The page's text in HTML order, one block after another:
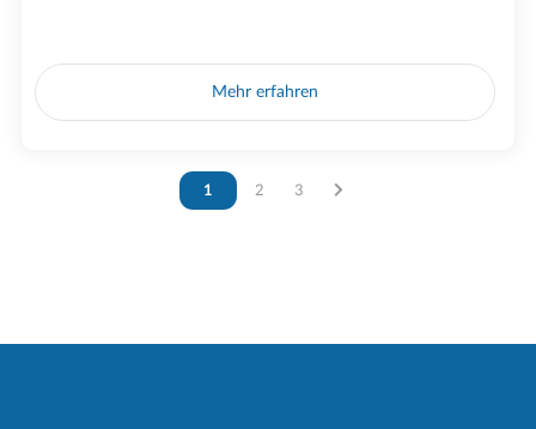
Mehr erfahren
Vous êtes sur la page
1 Vous êtes sur la page
2 Vous êtes sur la page
3